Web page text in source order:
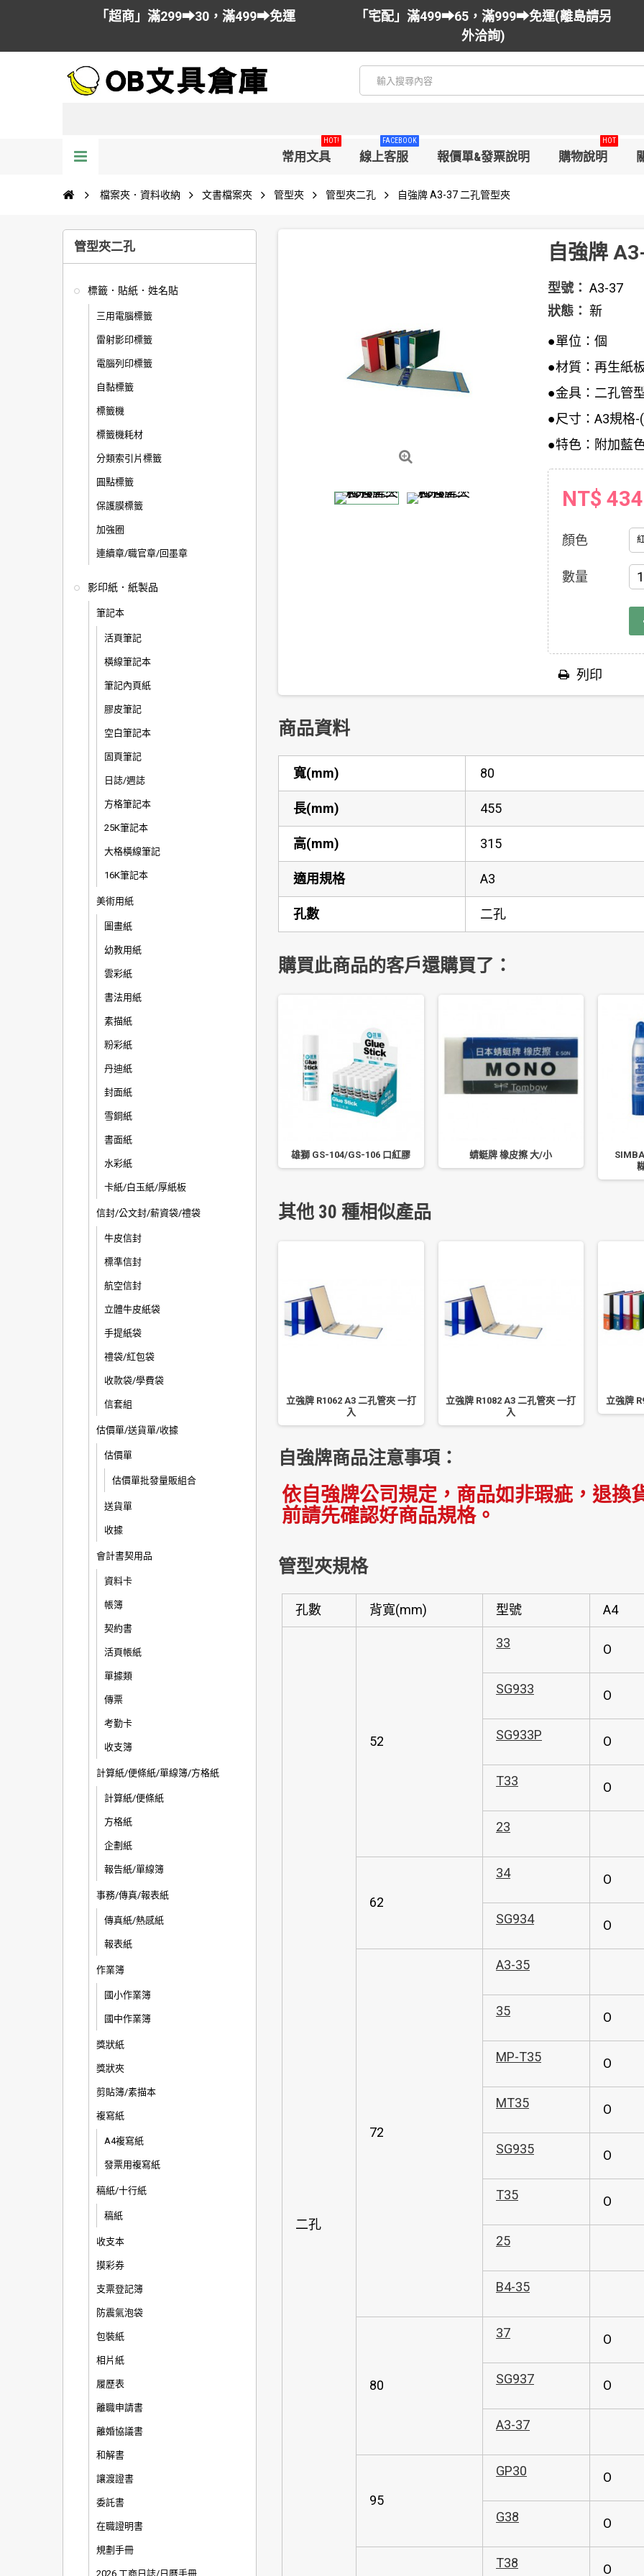
「超商」滿299➡30，滿499➡免運
「宅配」滿499➡65，滿999➡免運(離島請另
外洽詢)
常用文具
HOT!
線上客服
FACEBOOK
報價單&發票說明 購物說明
HOT
檔案夾．資料收納 文書檔案夾 管型夾 管型夾二孔 自強牌 A3-37 二孔管型夾
管型夾二孔
標籤．貼紙．姓名貼
三用電腦標籤
雷射影印標籤
電腦列印標籤
自黏標籤
標籤機
標籤機耗材
分類索引片標籤
圓點標籤
保護膜標籤
加強圈
連續章/職官章/回墨章
影印紙．紙製品
筆記本
活頁筆記
橫線筆記本
筆記內頁紙
膠皮筆記
空白筆記本
固頁筆記
日誌/週誌
方格筆記本
25K筆記本
大格橫線筆記
16K筆記本
美術用紙
圖畫紙
幼教用紙
雲彩紙
書法用紙
素描紙
粉彩紙
丹迪紙
封面紙
雪銅紙
書面紙
水彩紙
卡紙/白玉紙/厚紙板
信封/公文封/薪資袋/禮袋
牛皮信封
標準信封
航空信封
立體牛皮紙袋
手提紙袋
禮袋/紅包袋
收款袋/學費袋
信套組
估價單/送貨單/收據
估價單
估價單批發量販組合
送貨單
收據
會計書契用品
資料卡
帳簿
契約書
活頁帳紙
單據類
傳票
考勤卡
收支簿
計算紙/便條紙/單線簿/方格紙
計算紙/便條紙
方格紙
企劃紙
報告紙/單線簿
事務/傳真/報表紙
傳真紙/熱感紙
報表紙
作業簿
國小作業簿
國中作業簿
獎狀紙
獎狀夾
剪貼簿/素描本
複寫紙
A4複寫紙
發票用複寫紙
稿紙/十行紙
稿紙
收支本
摸彩券
支票登記簿
防震氣泡袋
包裝紙
相片紙
履歷表
離職申請書
離婚協議書
和解書
讓渡證書
委託書
在職證明書
規劃手冊
2026 工商日誌/日曆手冊
自強牌
型號： A3-37
狀態： 新
●單位：個
●材質：再生紙
●金具：二孔管
●尺寸：A3規格
●特色：附加藍
NT$ 434
顏色
數量
列印
商品資料
寬(mm) 80
長(mm) 455
高(mm) 315
適用規格 A3
孔數 二孔
購買此商品的客戶還購買了：
雄獅 GS-104/GS-106 口紅膠 蜻蜓牌 橡皮擦 大/小
其他 30 種相似產品
自強牌 A3-35 二孔管型夾(1 打
立強牌 R1062 A3 二孔管夾 一打
入
立強牌 R1082 A3 二孔管夾 一打
入
立強牌
自強牌商品注意事項：
依自強牌公司規定，商品如非瑕疵，退換
前請先確認好商品規格。
管型夾規格
孔數 背寬(mm) 型號 A4
二孔
52
33 O
SG933 O
SG933P O
T33 O
23
62
34 O
SG934 O
72
A3-35
35 O
MP-T35 O
MT35 O
SG935 O
T35 O
25
B4-35
80
37 O
SG937 O
A3-37
95
GP30 O
G38 O
T38 O